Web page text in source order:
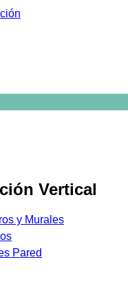
Vertical
y Murales
Pared